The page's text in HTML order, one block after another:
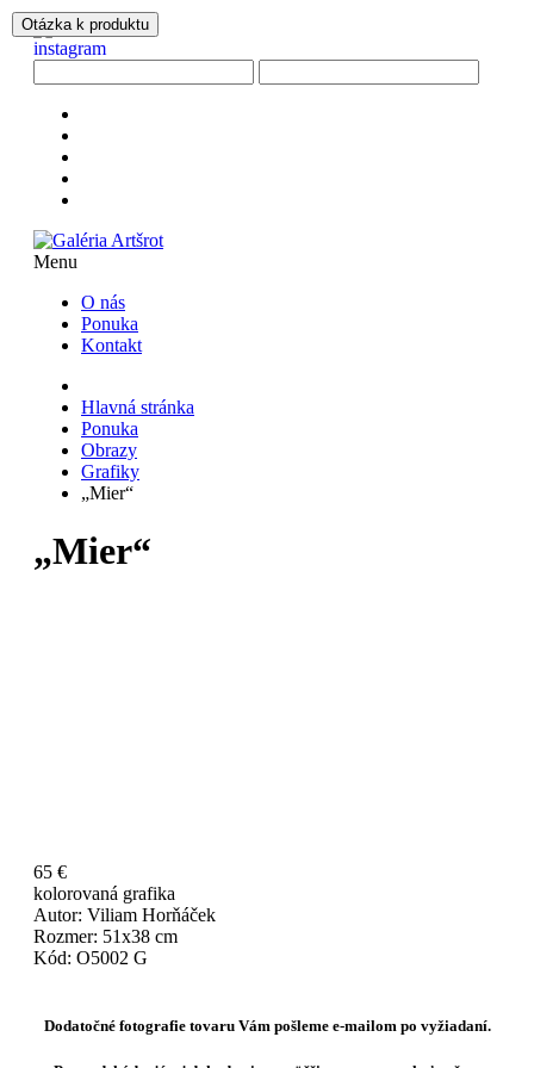
Menu
O nás
Ponuka
Kontakt
Hlavná stránka
Ponuka
Obrazy
Grafiky
„Mier“
„Mier“
65 €
kolorovaná grafika
Autor: Viliam Horňáček
Rozmer: 51x38 cm
Kód: O5002 G
Otázka k produktu
Dodatočné fotografie tovaru Vám pošleme e-mailom po vyžiadaní.